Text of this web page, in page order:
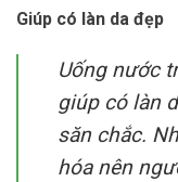
Giúp có làn da đẹp
Uống nước
giúp có làn
săn chắc.
hóa nên